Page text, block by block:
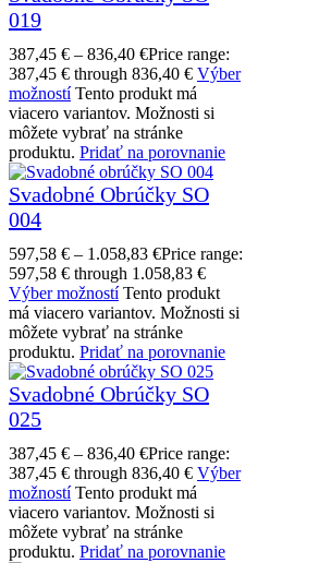
019
387,45 € – 836,40 €Price range:
387,45 € through 836,40 € Výber
možností Tento produkt má
viacero variantov. Možnosti si
môžete vybrať na stránke
produktu. Pridať na porovnanie
Svadobné Obrúčky SO
004
597,58 € – 1.058,83 €Price range:
597,58 € through 1.058,83 €
Výber možností Tento produkt
má viacero variantov. Možnosti si
môžete vybrať na stránke
produktu. Pridať na porovnanie
Svadobné Obrúčky SO
025
387,45 € – 836,40 €Price range:
387,45 € through 836,40 € Výber
možností Tento produkt má
viacero variantov. Možnosti si
môžete vybrať na stránke
produktu. Pridať na porovnanie